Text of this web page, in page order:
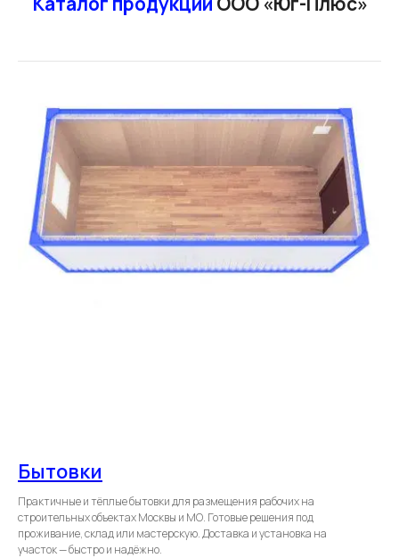
Бытовки
Практичные и тёплые бытовки для размещения рабочих на
строительных объектах Москвы и МО. Готовые решения под
проживание, склад или мастерскую. Доставка и установка на
участок — быстро и надёжно.